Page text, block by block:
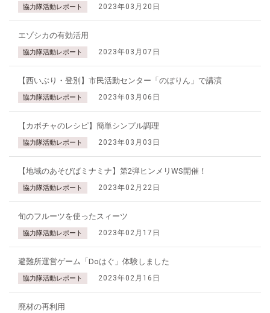
協力隊活動レポート 2023年03月20日
エゾシカの有効活用
協力隊活動レポート 2023年03月07日
【西いぶり・登別】市民活動センター「のぼりん」で講演
協力隊活動レポート 2023年03月06日
【カボチャのレシピ】簡単シンプル調理
協力隊活動レポート 2023年03月03日
【地域のあそびばミナミナ】第2弾ヒンメリWS開催！
協力隊活動レポート 2023年02月22日
旬のフルーツを使ったスィーツ
協力隊活動レポート 2023年02月17日
避難所運営ゲーム「Doはぐ」体験しました
協力隊活動レポート 2023年02月16日
廃材の再利用